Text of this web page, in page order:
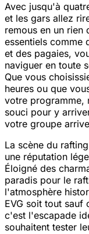
Avec jusqu'à
et les gars allez
remous en un rien
essentiels comme
et des pagaies,
naviguer en toute
Que vous
heures ou que
votre programme,
souci pour y
votre groupe
La scène du
une réputation
Éloigné des
paradis pour le
l'atmosphère
EVG soit tout
c'est l'escapade
souhaitent tester